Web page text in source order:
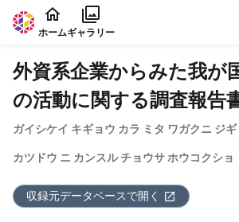
本文に飛ぶ
ホームギャラリー
外資系企業からみた我が
の活動に関する調査報告
ガイシケイ キギョウ カラ ミタ ワガクニ ジ
カツドウ ニ カンスル チョウサ ホウコクショ
収録元データベースで開く